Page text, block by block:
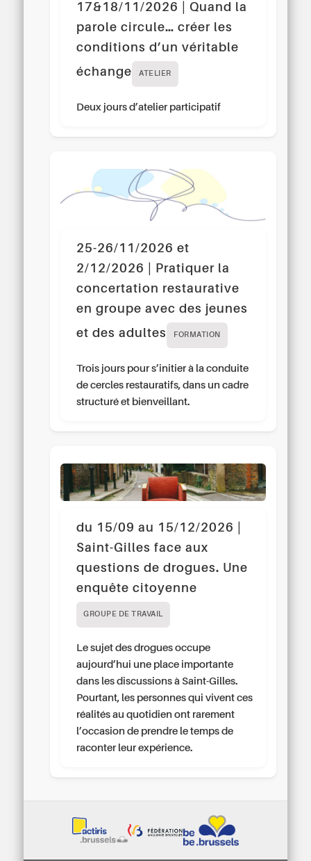
17&18/11/2026 | Quand la
parole circule… créer les
conditions d’un véritable
échange
ATELIER
Deux jours d’atelier participatif
25-26/11/2026 et
2/12/2026 | Pratiquer la
concertation restaurative
en groupe avec des jeunes
et des adultes
FORMATION
Trois jours pour s’initier à la conduite
de cercles restauratifs, dans un cadre
structuré et bienveillant.
du 15/09 au 15/12/2026 |
Saint-Gilles face aux
questions de drogues. Une
enquête citoyenne
GROUPE DE TRAVAIL
Le sujet des drogues occupe
aujourd’hui une place importante
dans les discussions à Saint-Gilles.
Pourtant, les personnes qui vivent ces
réalités au quotidien ont rarement
l’occasion de prendre le temps de
raconter leur expérience.